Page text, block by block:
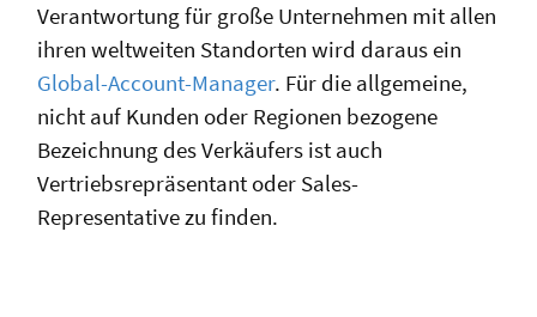
Verantwortung für große Unternehmen mit allen
ihren weltweiten Standorten wird daraus ein
Global-Account-Manager. Für die allgemeine,
nicht auf Kunden oder Regionen bezogene
Bezeichnung des Verkäufers ist auch
Vertriebsrepräsentant oder Sales-
Representative zu finden.